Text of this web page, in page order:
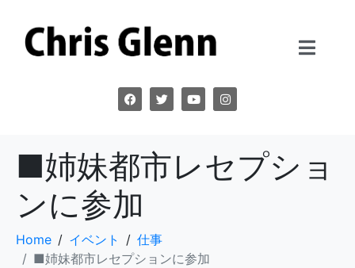
■姉妹都市レセプショ
ンに参加
Home イベント
仕事
■姉妹都市レセプションに参加